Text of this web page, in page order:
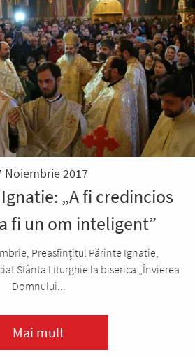
Noiembrie 2017
„A fi credincios
fi un om inteligent”
Preasfinţitul Părinte Ignatie,
Sfânta Liturghie la biserica „Învierea
Domnului...
Mai mult